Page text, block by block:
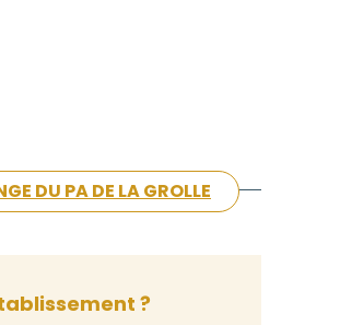
DU PA DE LA GROLLE
?